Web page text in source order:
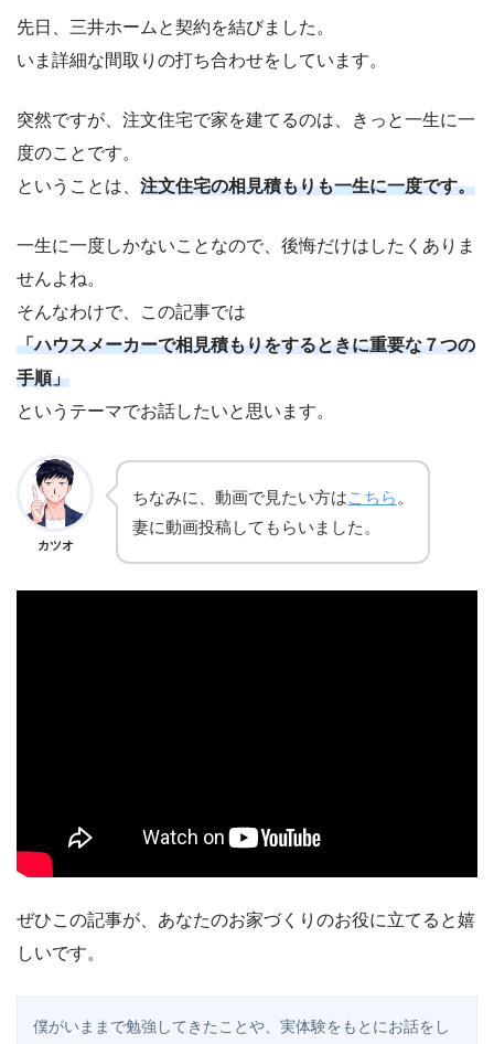
先日、三井ホームと契約を結びました。
いま詳細な間取りの打ち合わせをしています。
突然ですが、注文住宅で家を建てるのは、きっと一生に一
度のことです。
ということは、 注文住宅の相見積もりも一生に一度です。
一生に一度しかないことなので、後悔だけはしたくありま
せんよね。
そんなわけで、この記事では
「ハウスメーカーで相見積もりをするときに重要な７つの
手順」
というテーマでお話したいと思います。
カツオ
ちなみに、動画で見たい方はこちら 。
妻に動画投稿してもらいました。
ぜひこの記事が、あなたのお家づくりのお役に立てると嬉
しいです。
僕がいままで勉強してきたことや、実体験をもとにお話をし